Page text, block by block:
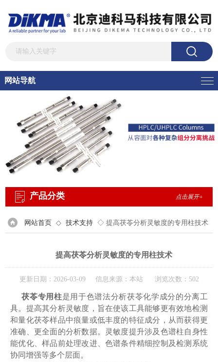
网站导航
产品分类 点击展开+
网站首页 ◇ 技术支持 ◇ 提高茯苓分析灵敏度的专用柱技术
提高茯苓分析灵敏度的专用柱技术
更新日期：2026-03-09 信息来源：本站 浏览次数：502
茯苓专用柱是用于色谱法分析茯苓化学成分的分离工
具。提高其分析灵敏度，旨在使该工具能够更有效地检测
和量化茯苓样品中痕量或低丰度的特征成分，从而获得更
准确、更全面的分析数据。灵敏度提升涉及色谱柱自身性
能优化、样品前处理改进、色谱条件精细控制及检测系统
协同增强等多个层面。